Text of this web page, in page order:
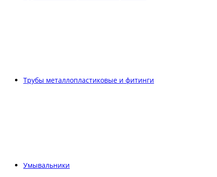
Трубы металлопластиковые и фитинги
Умывальники